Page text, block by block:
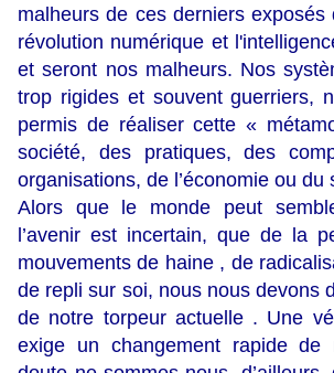
malheurs de ces derniers
révolution numérique et
et seront nos malheurs. Nos
trop rigides et souvent guerriers,
permis de réaliser cette «
société, des pratiques, des
organisations, de l’économie ou du
Alors que le monde peut
l’avenir est incertain, que de la
mouvements de haine , de
de repli sur soi, nous nous devons
de notre torpeur actuelle . Une
exige un changement rapide de